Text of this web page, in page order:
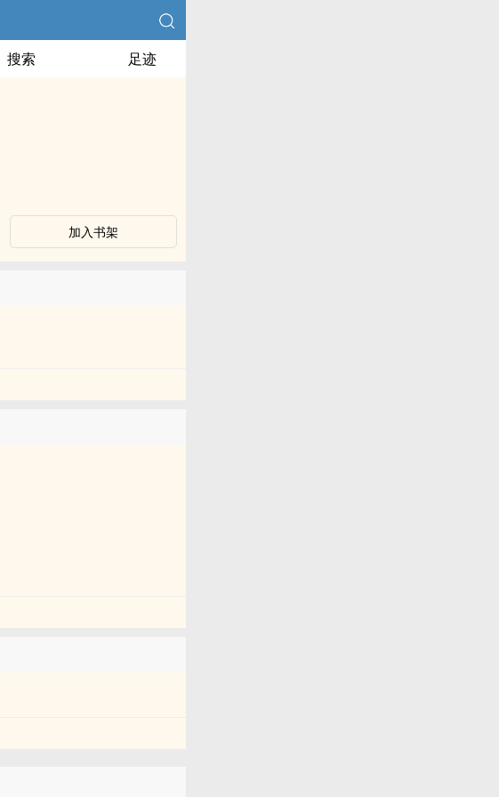
搜索 足迹
加入书架